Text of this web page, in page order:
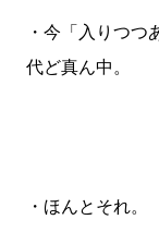
・今「入りつ
代ど真ん中。
・ほんとそれ。